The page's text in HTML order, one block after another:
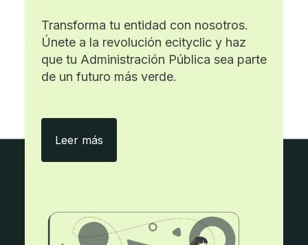
Transforma tu entidad con nosotros.
Únete a la revolución ecityclic y haz
que tu Administración Pública sea parte
de un futuro más verde.
Leer más Con ecityclic, menos papel y más